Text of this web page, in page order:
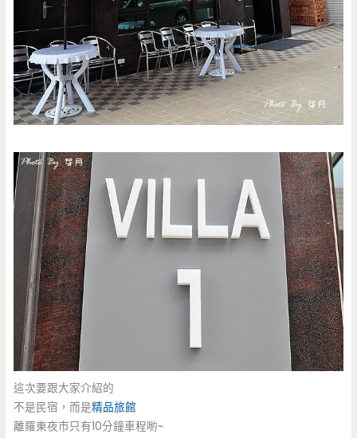
這次要跟大家介紹的
不是民宿，而是精品旅館
離羅東夜市只有10分鐘車程喲~